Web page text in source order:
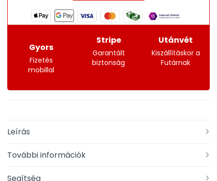
Gyors
Fizetés
mobillal
Stripe
Garantált
biztonság
Utánvét
Kiszállításkor a
Futárnak
Leírás
További információk
Segítség